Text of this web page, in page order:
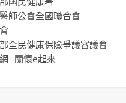
師公會全國聯合會
全民健康保險爭議審議會
-關懷e起來